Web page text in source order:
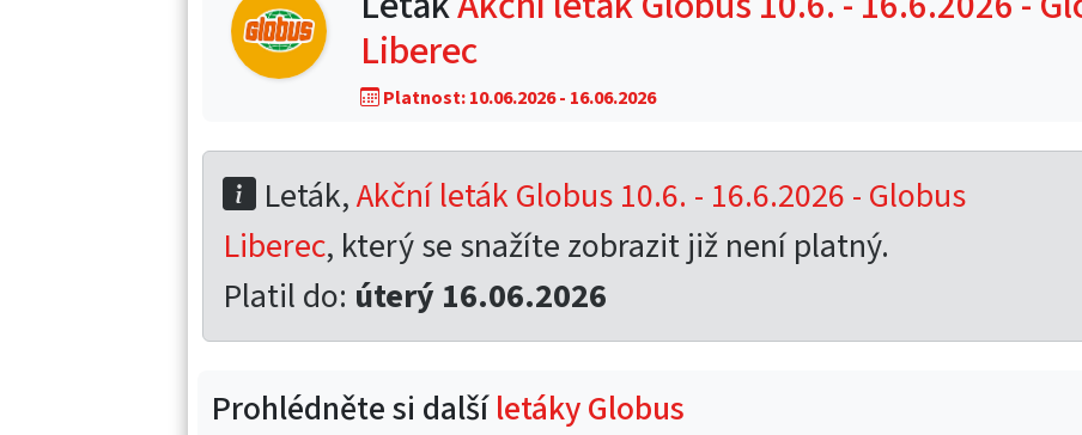
Liberec
Platnost: 10.06.2026 - 16.06.2026
Leták,Akční leták Globus 10.6. - 16.6.2026 - Globus
Liberec, který se snažíte zobrazit již není platný.
Platil do: úterý 16.06.2026
Prohlédněte si dalšíletáky Globus